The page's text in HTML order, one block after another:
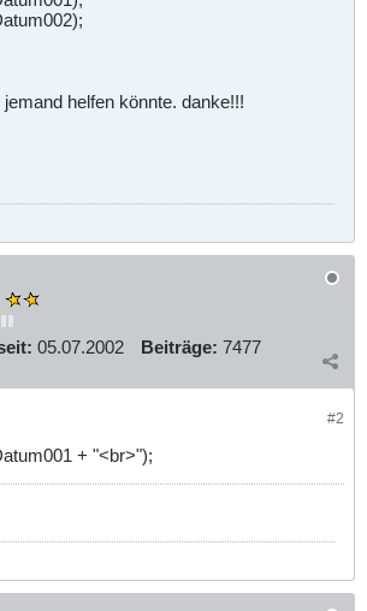
helfen könnte. danke!!!
05.07.2002 Beiträge: 7477
#2
+ "<br>");